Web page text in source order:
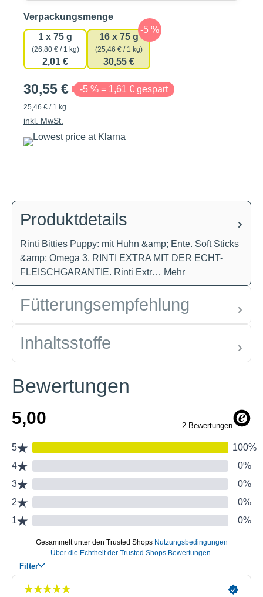
Verpackungsmengeauswählen
1 x 75 g
(26,80 € / 1 kg)
2,01 €
16 x 75 g
(25,46 € / 1 kg)
30,55 €
30,55 € -5 % = 1,61 € gespart
25,46 € / 1 kg
inkl. MwSt.
Produktdetails
Rinti Bitties Puppy: mit Huhn &amp; Ente. Soft Sticks
&amp; Omega 3. RINTI EXTRA MIT DER ECHT-
FLEISCHGARANTIE. Rinti Extr… Mehr
Fütterungsempfehlung
Inhaltsstoffe
Bewertungen